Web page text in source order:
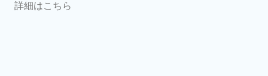
詳細はこちら